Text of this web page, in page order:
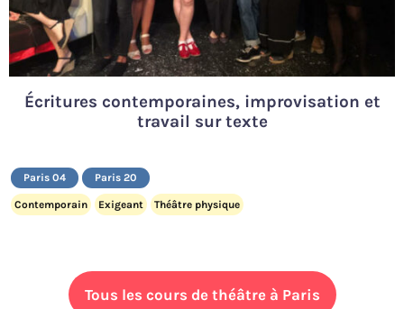
Écritures contemporaines, improvisation et
travail sur texte
Paris 04 Paris 20
Contemporain Exigeant Théâtre physique
Tous les cours de théâtre à Paris